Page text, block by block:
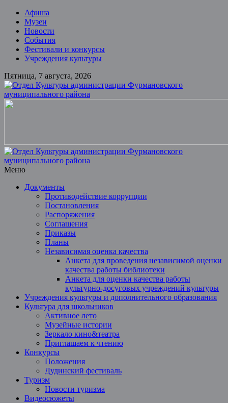
Skip
content
Афиша
Музеи
Новости
События
Фестивали и конкурсы
Учреждения культуры
Пятница, 7 августа, 2026
Фурмановского
муниципального
района
Муниципальное
учреждение
Меню
Документы
Противодействие коррупции
Постановления
Распоряжения
Соглашения
Приказы
Планы
Независимая оценка качества
Анкета для проведения независимой оценки
качества работы библиотеки
Анкета для оценки качества работы
культурно-досуговых учреждений культуры
Учреждения культуры и дополнительного образования
Культура для школьников
Активное лето
Музейные истории
Зеркало кино&театра
Приглашаем к чтению
Конкурсы
Положения
Дудинский фестиваль
Туризм
Новости туризма
Видеосюжеты